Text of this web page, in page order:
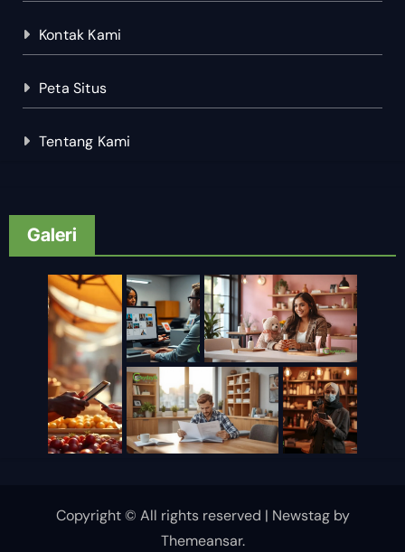
Kontak Kami
Peta Situs
Tentang Kami
Galeri
Copyright © All rights reserved | Newstagby
Themeansar.